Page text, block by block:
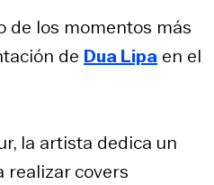
de los momentos más
de Dua Lipa en el
la artista dedica un
realizar covers